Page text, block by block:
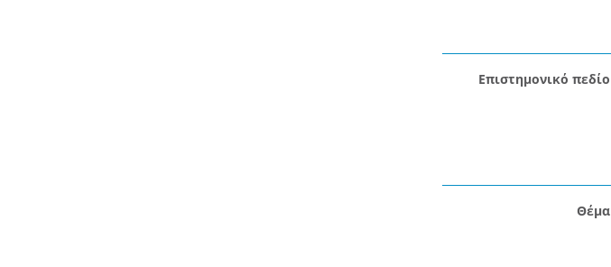
Επιστημονικό πεδίο
Θέμα